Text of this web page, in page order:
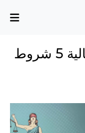
المحاسبة عن الأزمة المالية 5 شروط